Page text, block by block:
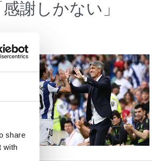
share
with
感謝しかない」